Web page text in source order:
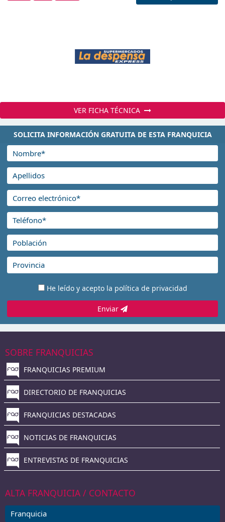
VER FICHA TÉCNICA
SOLICITA INFORMACIÓN GRATUITA DE ESTA FRANQUICIA
He leído y acepto la política de privacidad
Enviar
SOBRE FRANQUICIAS
FRANQUICIAS PREMIUM
DIRECTORIO DE FRANQUICIAS
FRANQUICIAS DESTACADAS
NOTICIAS DE FRANQUICIAS
ENTREVISTAS DE FRANQUICIAS
ALTA FRANQUICIA / CONTACTO